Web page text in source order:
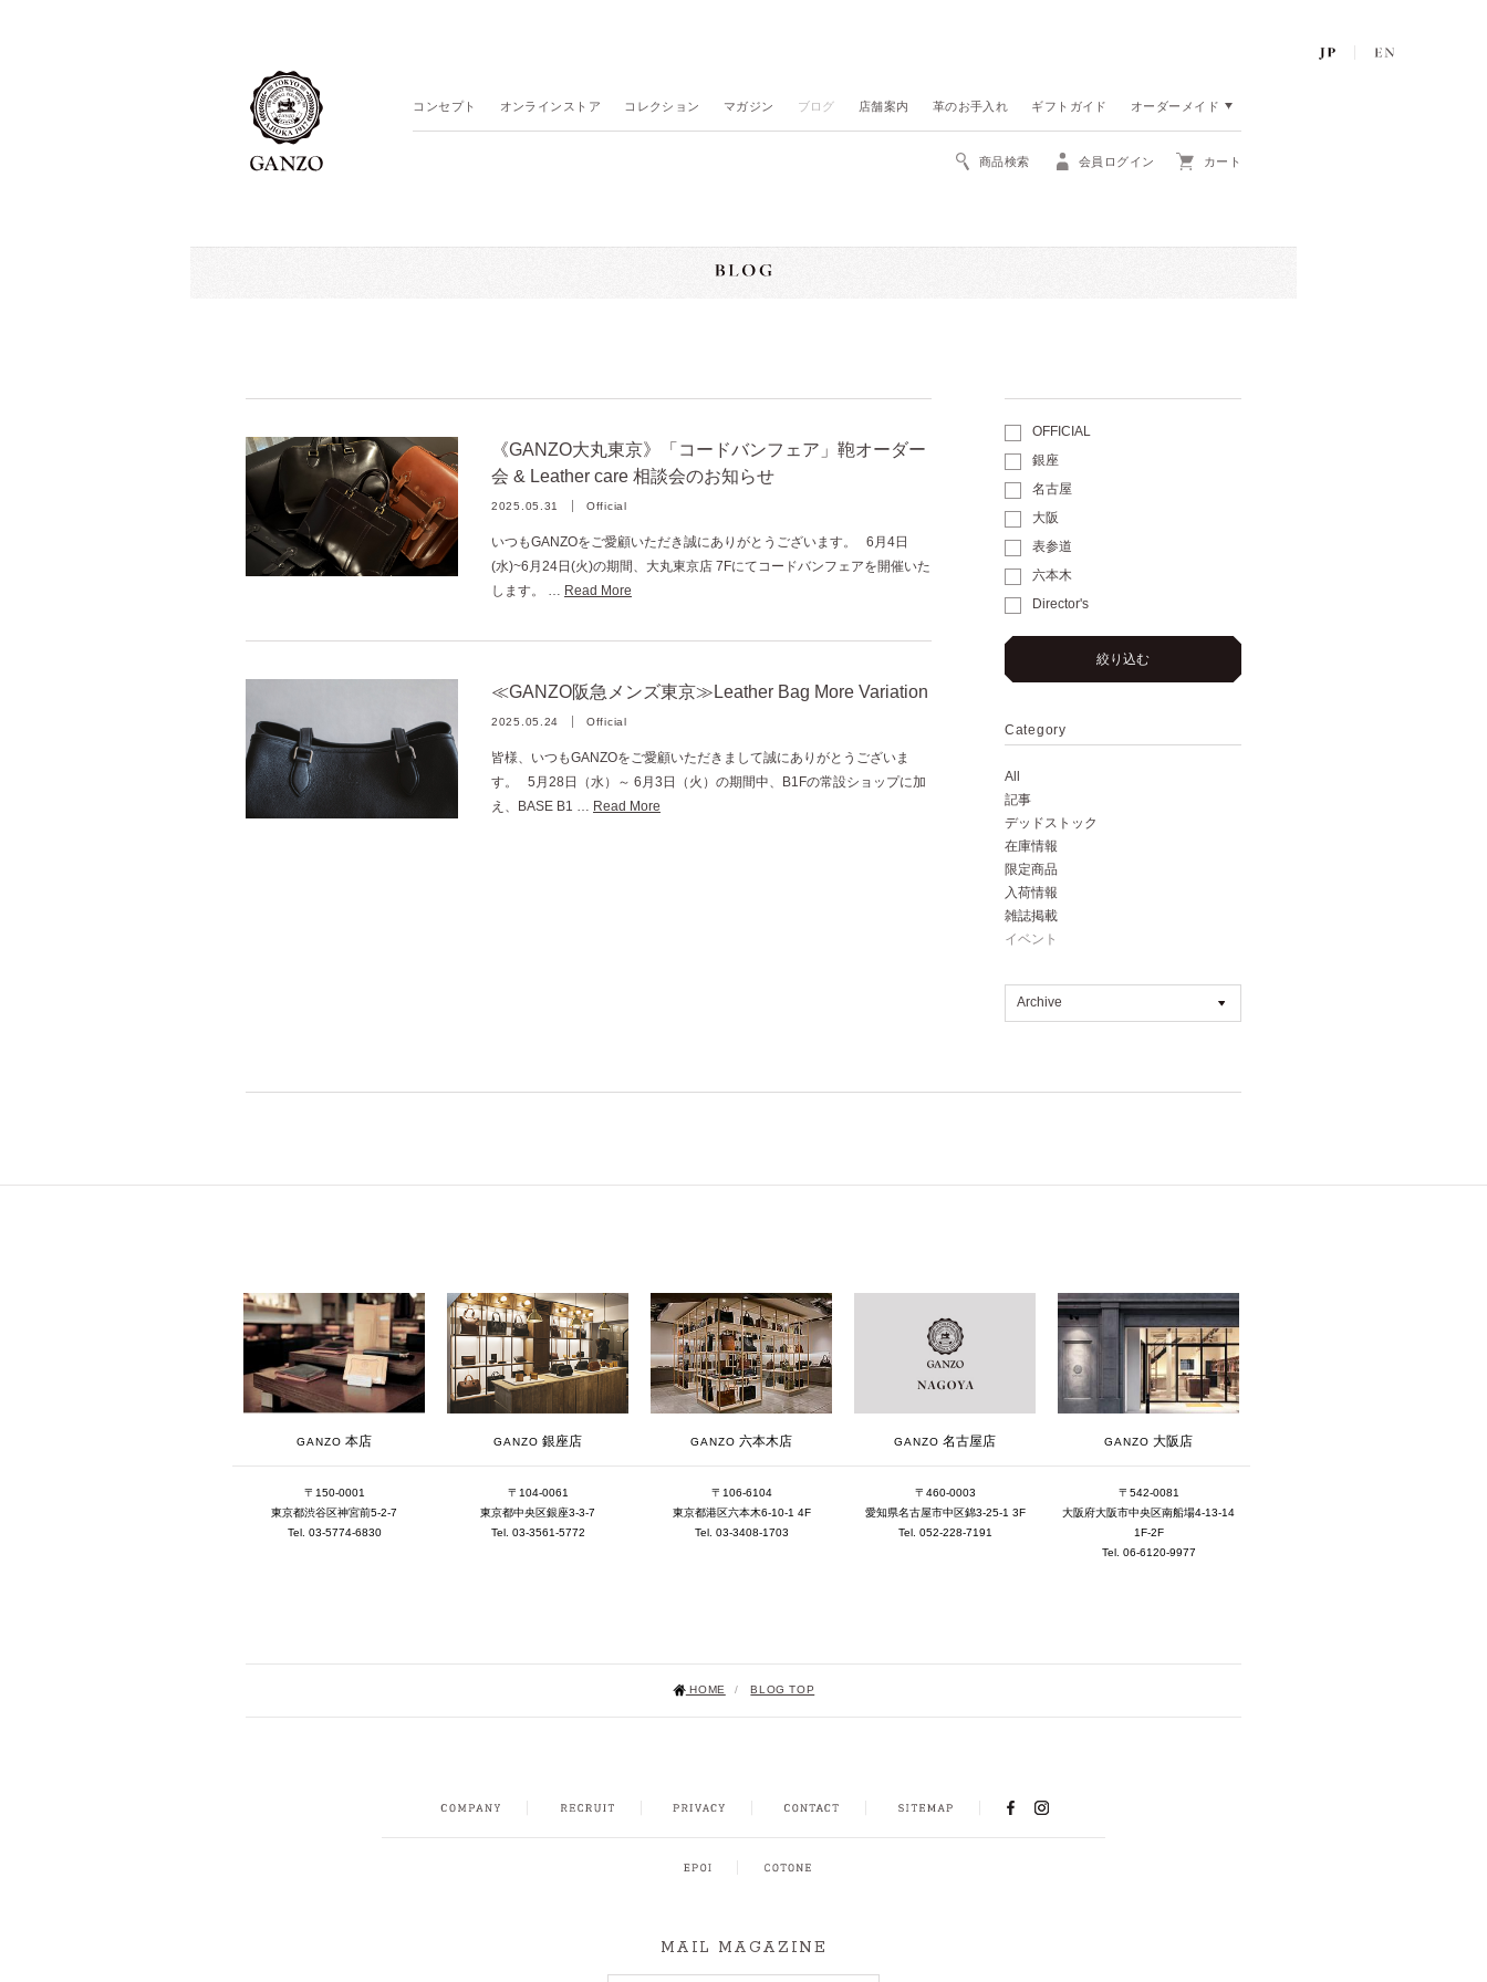
コンセプト オンラインストア コレクション マガジン ブログ 店舗案内 革のお手入れ ギフトガイド オーダーメイド
商品検索 会員ログイン カート
OFFICIAL
銀座
名古屋
大阪
表参道
六本木
Director's
絞り込む
Category
All
記事
デッドストック
在庫情報
限定商品
入荷情報
雑誌掲載
イベント
Archive
2026年4月 [7]
2025年12月 [2]
2025年11月 [6]
2025年10月 [8]
2025年9月 [8]
2025年1月 [1]
《GANZO大丸東京》「コードバンフェア」鞄オーダー
会 & Leather care 相談会のお知らせ
2025.05.31 Official
いつもGANZOをご愛顧いただき誠にありがとうございます。 6月4日
(水)~6月24日(火)の期間、大丸東京店 7Fにてコードバンフェアを開催いた
します。 … Read More
≪GANZO阪急メンズ東京≫Leather Bag More Variation
2025.05.24 Official
皆様、いつもGANZOをご愛顧いただきまして誠にありがとうございま
す。 5月28日（水）～ 6月3日（火）の期間中、B1Fの常設ショップに加
え、BASE B1 … Read More
GANZO 本店
〒150-0001
東京都渋谷区神宮前5-2-7
Tel. 03-5774-6830
GANZO 銀座店
〒104-0061
東京都中央区銀座3-3-7
Tel. 03-3561-5772
GANZO 六本木店
〒106-6104
東京都港区六本木6-10-1 4F
Tel. 03-3408-1703
GANZO 名古屋店
〒460-0003
愛知県名古屋市中区錦3-25-1 3F
Tel. 052-228-7191
GANZO 大阪店
〒542-0081
大阪府大阪市中央区南船場4-13-14
1F-2F
Tel. 06-6120-9977
HOME / BLOG TOP
INSTAGRAM
MAIL MAGAZINE